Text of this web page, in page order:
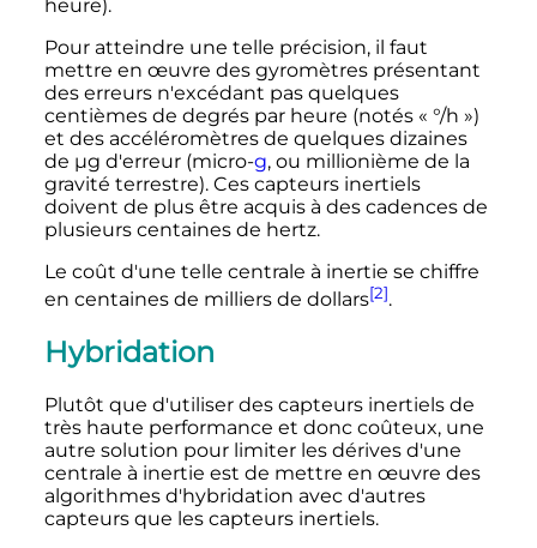
heure).
Pour atteindre une telle précision, il faut
mettre en œuvre des gyromètres présentant
des erreurs n'excédant pas quelques
centièmes de degrés par heure (notés « °/h »)
et des accéléromètres de quelques dizaines
de µg d'erreur (micro-g, ou millionième de la
gravité terrestre). Ces capteurs inertiels
doivent de plus être acquis à des cadences de
plusieurs centaines de hertz.
Le coût d'une telle centrale à inertie se chiffre
en centaines de milliers de dollars[2].
Hybridation
Plutôt que d'utiliser des capteurs inertiels de
très haute performance et donc coûteux, une
autre solution pour limiter les dérives d'une
centrale à inertie est de mettre en œuvre des
algorithmes d'hybridation avec d'autres
capteurs que les capteurs inertiels.